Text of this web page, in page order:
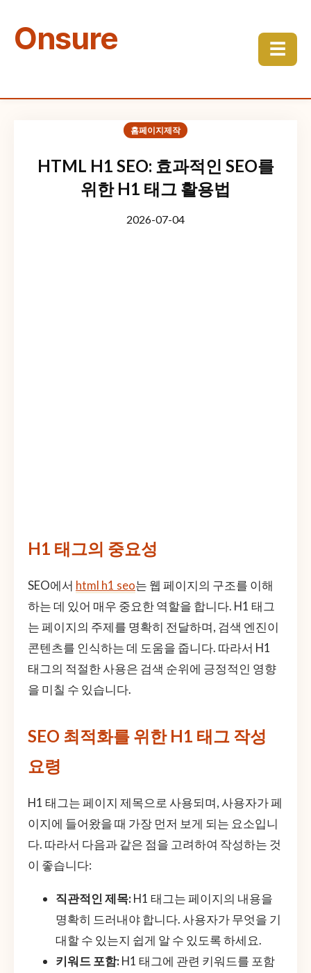
Onsure ☰
홈페이지제작
HTML H1 SEO: 효과적인 SEO를
위한 H1 태그 활용법
2026-07-04
H1 태그의 중요성
SEO에서 html h1 seo는 웹 페이지의 구조를 이해
하는 데 있어 매우 중요한 역할을 합니다. H1 태그
는 페이지의 주제를 명확히 전달하며, 검색 엔진이
콘텐츠를 인식하는 데 도움을 줍니다. 따라서 H1
태그의 적절한 사용은 검색 순위에 긍정적인 영향
을 미칠 수 있습니다.
SEO 최적화를 위한 H1 태그 작성
요령
H1 태그는 페이지 제목으로 사용되며, 사용자가 페
이지에 들어왔을 때 가장 먼저 보게 되는 요소입니
다. 따라서 다음과 같은 점을 고려하여 작성하는 것
이 좋습니다:
직관적인 제목: H1 태그는 페이지의 내용을
명확히 드러내야 합니다. 사용자가 무엇을 기
대할 수 있는지 쉽게 알 수 있도록 하세요.
키워드 포함: H1 태그에 관련 키워드를 포함